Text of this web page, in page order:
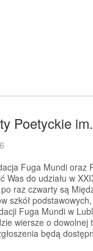
Poetyckie
Fuga Mundi oraz
Was do udziału w
raz czwarty są
szkół
Fuga Mundi w
wiersze o dowolnej
będą